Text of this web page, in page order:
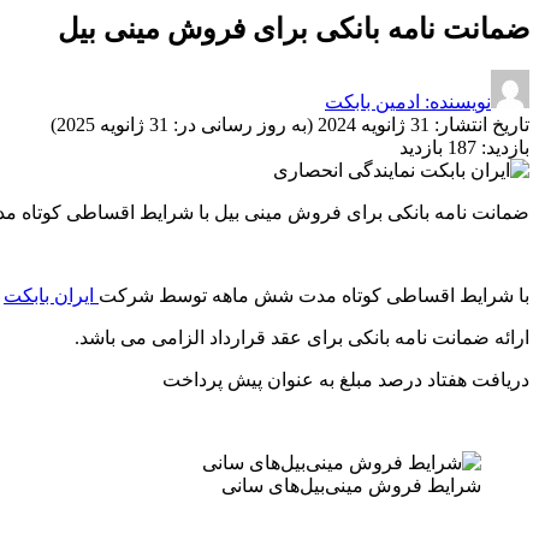
ضمانت نامه بانکی برای فروش مینی بیل
نویسنده: ادمین بابکت
تاریخ انتشار: 31 ژانویه 2024 (به روز رسانی در: 31 ژانویه 2025)
بازدید: 187 بازدید
ضمانت نامه بانکی برای فروش مینی بیل با شرایط اقساطی کوتاه
با شرایط اقساطی کوتاه مدت شش ماهه توسط شرکت ایران بابکت
ارائه ضمانت نامه بانکی برای عقد قرارداد الزامی می باشد.
دریافت هفتاد درصد مبلغ به عنوان پیش پرداخت
شرایط فروش مینی‌بیل‌های سانی